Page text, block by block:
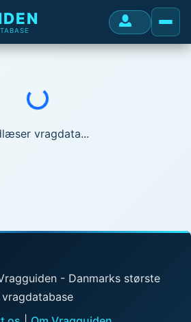
Indlæser...
vragdata...
- Danmarks største
vragdatabase